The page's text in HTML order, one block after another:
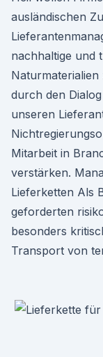
ausländischen
nachhaltige und
durch den
unseren
Mitarbeit in
verstärken.
Lieferketten Als
geforderten
besonders
Transport von